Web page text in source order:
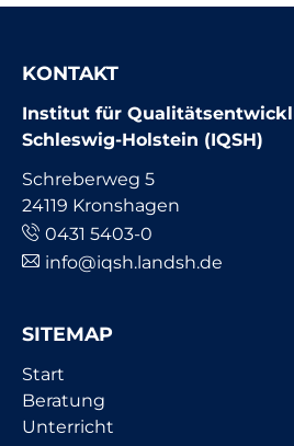
KONTAKT
Institut für
Schleswig-Holstein (IQSH)
Schreberweg 5
24119 Kronshagen
0431 5403-0
info@iqsh.landsh.de
SITEMAP
Navigation
überspringen
Start
Beratung
Unterricht